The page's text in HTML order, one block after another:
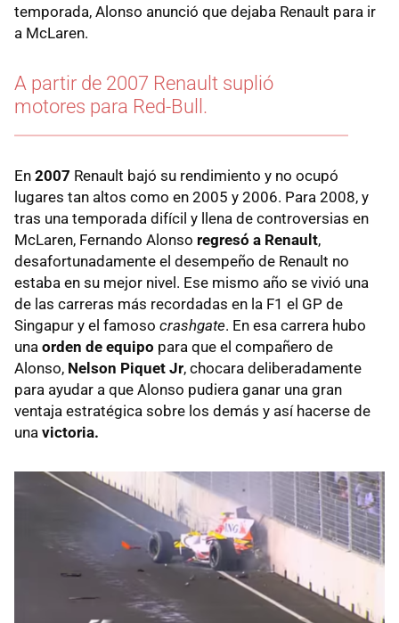
temporada, Alonso anunció que dejaba Renault para ir
a McLaren.
A partir de 2007 Renault suplió
motores para Red-Bull.
En 2007 Renault bajó su rendimiento y no ocupó
lugares tan altos como en 2005 y 2006. Para 2008, y
tras una temporada difícil y llena de controversias en
McLaren, Fernando Alonso regresó a Renault,
desafortunadamente el desempeño de Renault no
estaba en su mejor nivel. Ese mismo año se vivió una
de las carreras más recordadas en la F1 el GP de
Singapur y el famoso crashgate. En esa carrera hubo
una orden de equipo para que el compañero de
Alonso, Nelson Piquet Jr, chocara deliberadamente
para ayudar a que Alonso pudiera ganar una gran
ventaja estratégica sobre los demás y así hacerse de
una victoria.